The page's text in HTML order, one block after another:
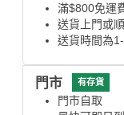
滿$800免運
送貨上門或
送貨時間為
門市 有存貨
門市自取